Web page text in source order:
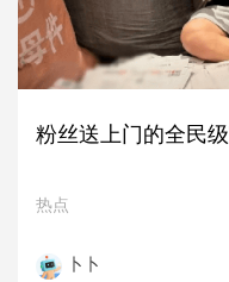
粉丝送上门的全民
热点
卜卜